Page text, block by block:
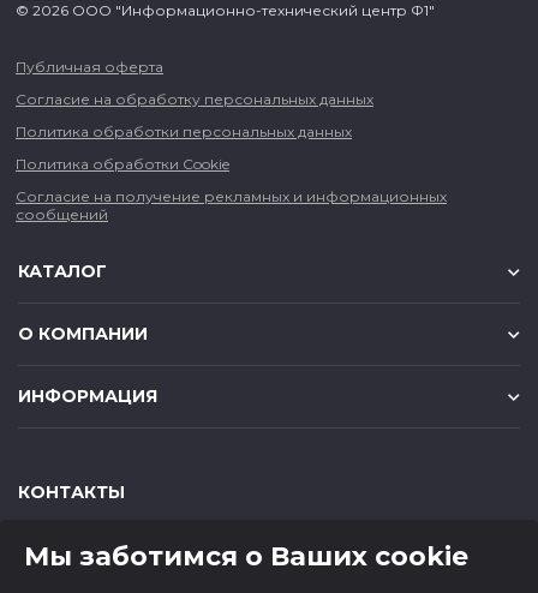
© 2026 ООО "Информационно-технический центр Ф1"
Публичная оферта
Согласие на обработку персональных данных
Политика обработки персональных данных
Политика обработки Cookie
Согласие на получение рекламных и информационных
сообщений
КАТАЛОГ
О КОМПАНИИ
ИНФОРМАЦИЯ
КОНТАКТЫ
650000 ,г. Кемерово,ул. Мичурина, д.13
Мы заботимся о Ваших cookie